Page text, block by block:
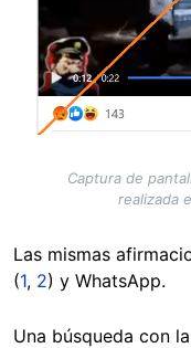
Captura de
realizada
Las mismas
(1, 2) y WhatsApp.
Una búsqueda con